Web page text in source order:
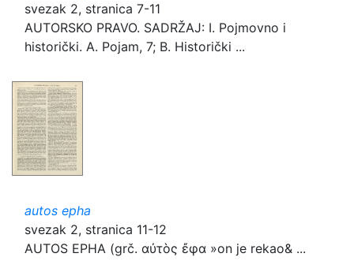
svezak 2, stranica 7-11
AUTORSKO PRAVO. SADRŽAJ: I. Pojmovno i
historički. A. Pojam, 7; B. Historički ...
autos epha
svezak 2, stranica 11-12
AUTOS EPHA (grč. αὐτòς ἔφα »on je rekao& ...